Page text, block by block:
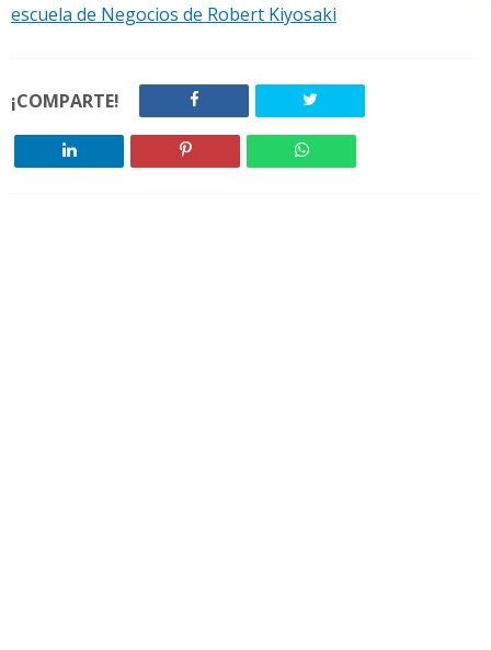
escuela de Negocios de Robert Kiyosaki
¡COMPARTE!